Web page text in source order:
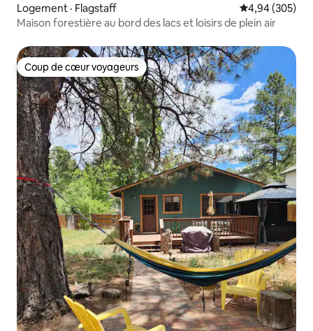
Logement · Flagstaff Note
4,94 (305)
Maison forestière au bord des lacs et loisirs de plein air
Coup de cœur voyageurs
Coup de cœur voyageurs